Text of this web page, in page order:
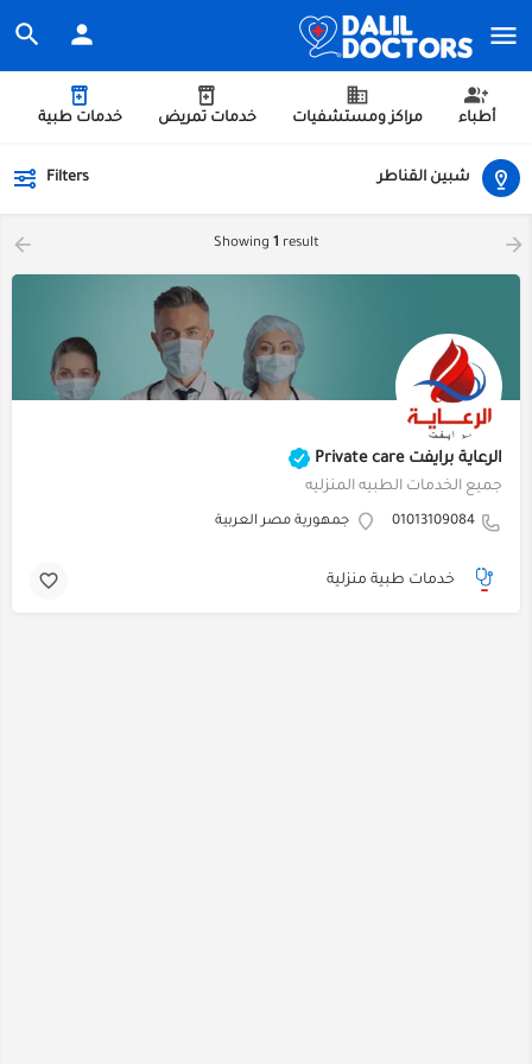
أطباء مراكز ومستشفيات خدمات تمريض خدمات طبية
شبين القناطر Filters
Showing 1 result
الرعاية برايفت Private care
جميع الخدمات الطبيه المنزليه
01013109084 جمهورية مصر العربية
خدمات طبية منزلية